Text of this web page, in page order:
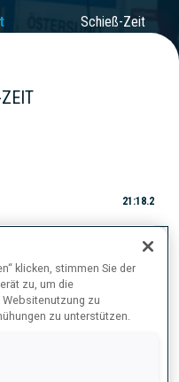
Schieß-Zeit
21:18.2
21:21.5
klicken, stimmen Sie der
zu, um die
zu
zu unterstützen.